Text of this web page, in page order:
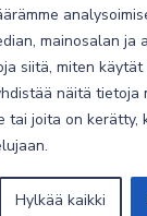
mainosalan ja
siitä, miten käytät
näitä tietoja
tai joita on kerätty,
Hylkää kaikki